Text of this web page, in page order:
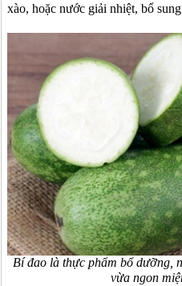
xào, hoặc nước giải nhiệt, bổ
Bí đao là thực phẩm bổ dưỡng,
vừa ngon